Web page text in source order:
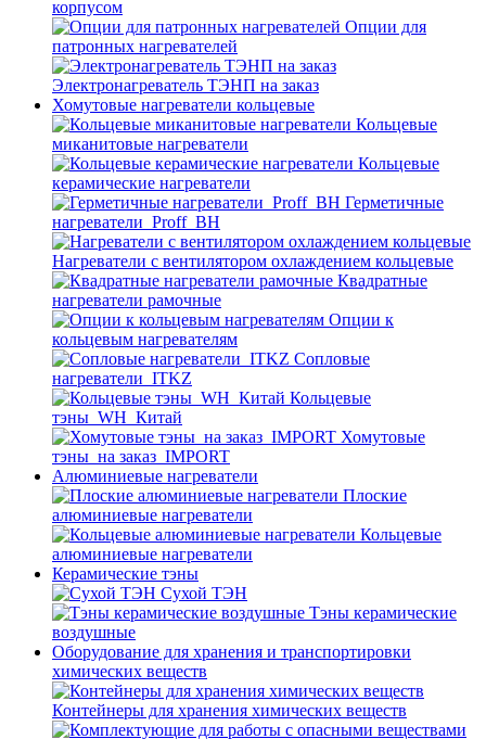
корпусом
Опции для
патронных нагревателей
Электронагреватель ТЭНП на заказ
Хомутовые нагреватели кольцевые
Кольцевые
миканитовые нагреватели
Кольцевые
керамические нагреватели
Герметичные
нагреватели_Proff_BH
Нагреватели с вентилятором охлаждением кольцевые
Квадратные
нагреватели рамочные
Опции к
кольцевым нагревателям
Cопловые
нагреватели_ITKZ
Кольцевые
тэны_WH_Китай
Хомутовые
тэны_на заказ_IMPORT
Алюминиевые нагреватели
Плоские
алюминиевые нагреватели
Кольцевые
алюминиевые нагреватели
Керамические тэны
Сухой ТЭН
Тэны керамические
воздушные
Оборудование для хранения и транспортировки
химических веществ
Контейнеры для хранения химических веществ